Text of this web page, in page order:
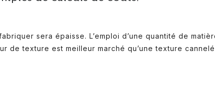
sera épaisse. L’emploi d’une quantité de
texture est meilleur marché qu’une texture